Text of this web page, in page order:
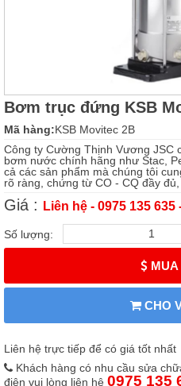
Bơm trục đứng KSB
Mã hàng:KSB Movitec 2B
Công ty Cường Thịnh Vương JSC
bơm nước chính hãng như Stac,
cả các sản phẩm mà chúng tôi
rõ ràng, chứng từ CO - CQ đầy đủ,
Giá : Liên hệ - 0975 135 635
Số lượng:
MUA
CHO
Liên hệ trực tiếp để có giá tốt nhất
Khách hàng có nhu cầu sửa
điện vui lòng liên hệ 0975 135